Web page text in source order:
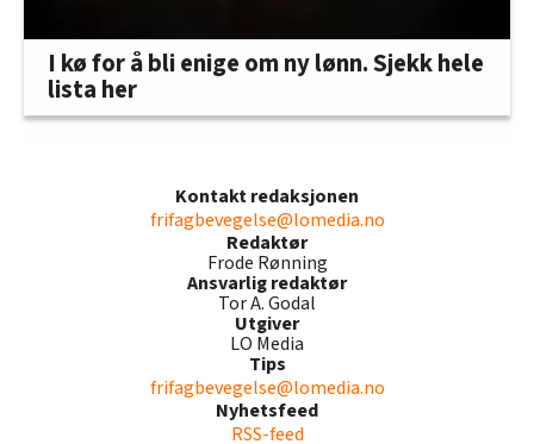
I kø for å bli enige om ny lønn. Sjekk hele
lista her
Kontakt redaksjonen
frifagbevegelse@lomedia.no
Redaktør
Frode Rønning
Ansvarlig redaktør
Tor A. Godal
Utgiver
LO Media
Tips
frifagbevegelse@lomedia.no
Nyhetsfeed
RSS-feed